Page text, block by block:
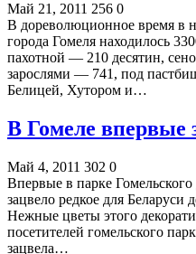
Май 21, 2011 256 0
В дореволюционное время в
города Гомеля находилось
пахотной — 210 десятин,
зарослями — 741, под
Белицей, Хутором и…
В Гомеле впервые
Май 4, 2011 302 0
Впервые в парке
зацвело редкое для Беларуси
Нежные цветы этого
посетителей гомельского
зацвела…